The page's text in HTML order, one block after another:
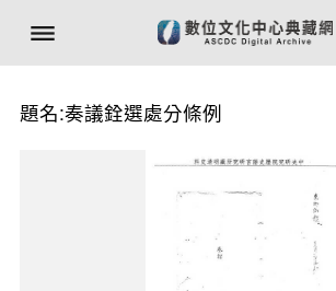
題名:奏議銓選處分條例